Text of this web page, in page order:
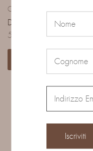
Carati 0.30-0.39
DIAMANTE 0.30 CARATI
510,00
Aggiungi al carrello